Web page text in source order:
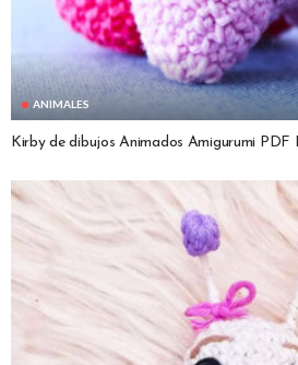
ANIMALES
Kirby de dibujos Animados Amigurumi